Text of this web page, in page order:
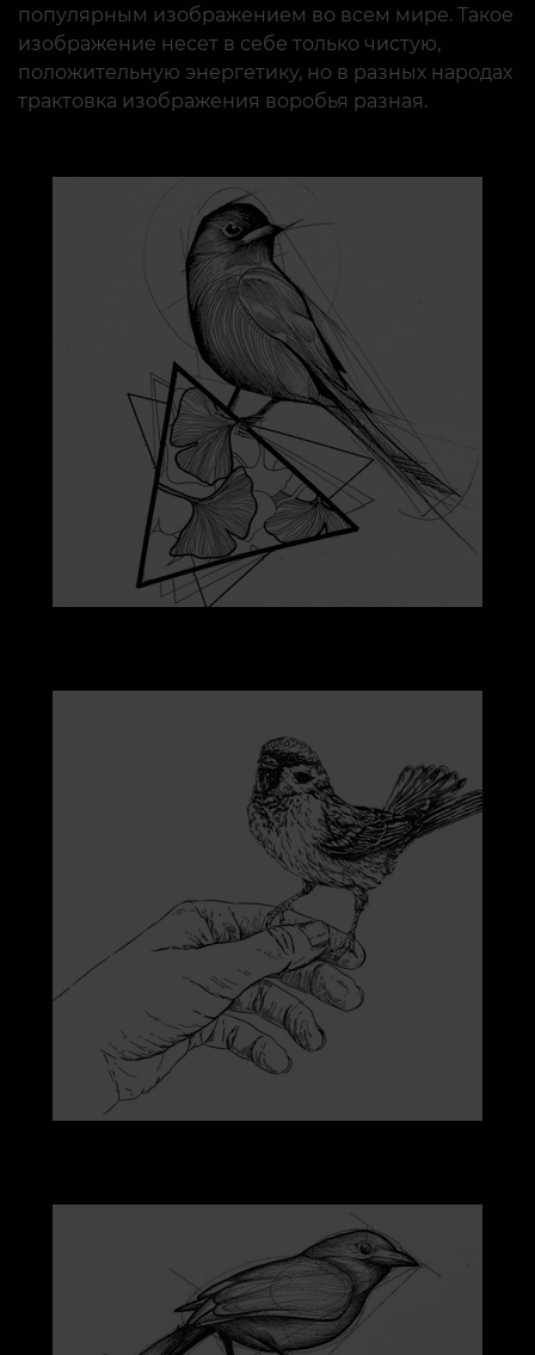
популярным изображением во всем мире. Такое
изображение несет в себе только чистую,
положительную энергетику, но в разных народах
трактовка изображения воробья разная.